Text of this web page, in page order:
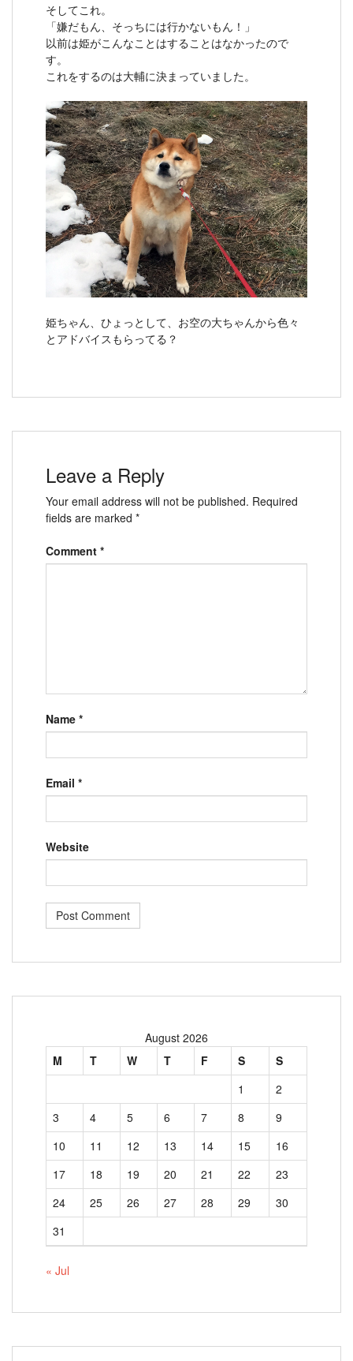
そしてこれ。
「嫌だもん、そっちには行かないもん！」
以前は姫がこんなことはすることはなかったので
す。
これをするのは大輔に決まっていました。
姫ちゃん、ひょっとして、お空の大ちゃんから色々
とアドバイスもらってる？
Leave a Reply
Your email address will not be published. Required
fields are marked *
Comment *
Name *
Email *
Website
August 2026
M
T W T F S
S
1
2
3
4 5 6 7 8
9
10
11 12 13 14 15
16
17
18 19 20 21 22
23
24
25 26 27 28 29
30
31
« Jul